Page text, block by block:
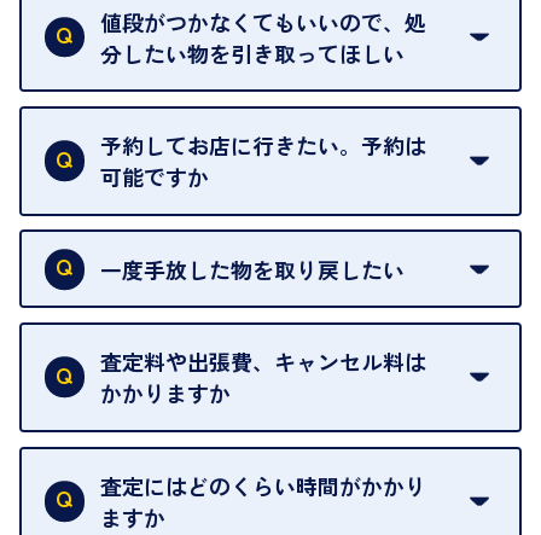
中古市場が日々変動するため、翌日には査定額が変
わることがございます。
値段がつかなくてもいいので、処
分したい物を引き取ってほしい
再販不可能な物は、場合によってはお断りすること
がございます。ご了承ください。
予約してお店に行きたい。予約は
可能ですか
申し訳ありませんが、現在はご来店の予約は承って
おりません。
を整えておりますので、お好きな時にお越しくださ
い。
お急ぎの場合はスタッフに一言お声がけください。
可能な限り、迅速に対応させていただきます。
一度手放した物を取り戻したい
当店は質店ではありませんので、買い取ったお品物
は基本的に販売へと回されます。買い戻しはできま
せんので、ご了承ください。
グオフが可能です。
契約破棄という形で、お品物をお戻しすることがで
きます。
査定料や出張費、キャンセル料は
かかりますか
一切いただいておりません。査定金額にご納得いた
だけない場合は、その場でお断りいただいても問題
ございません。お気軽にご相談ください。
査定にはどのくらい時間がかかり
ますか